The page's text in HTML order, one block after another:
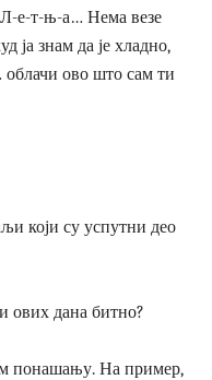
е-т-њ-а… Нема везе
ја знам да је хладно,
ово што сам ти
који су успутни део
ових дана битно?
понашању. На пример,